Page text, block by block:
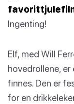
Ingenting!
Elf, med Will
hovedrollene,
finnes. Den er
for en